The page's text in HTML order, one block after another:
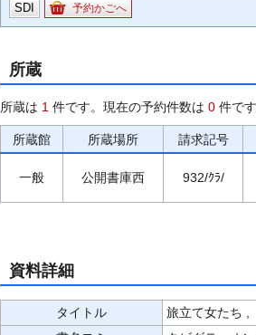
SDI 予約かごへ
所蔵
所蔵は 1 件です。現在の予約件数は 0 件です
所蔵館 所蔵場所 請求記号
一般 公開書庫西 932/ｸﾗ/
資料詳細
タイトル
旅立て女たち ,